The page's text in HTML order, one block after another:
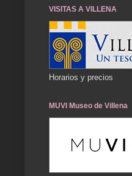
VISITAS A VILLENA
Horarios y precios
MUVI Museo de Villena